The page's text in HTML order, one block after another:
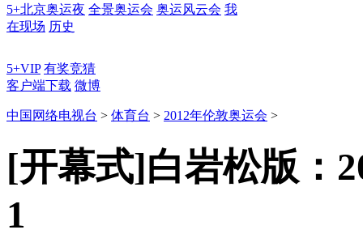
5+北京奥运夜 全景奥运会 奥运风云会 我
在现场 历史
5+VIP 有奖竞猜
客户端下载 微博
中国网络电视台 > 体育台 > 2012年伦敦奥运会 >
[开幕式]白岩松版：
1